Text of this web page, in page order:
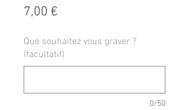
7,00 €
Que souhaitez vous graver ?
(facultatif)
0/50